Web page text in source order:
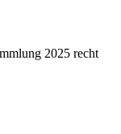
2025 recht